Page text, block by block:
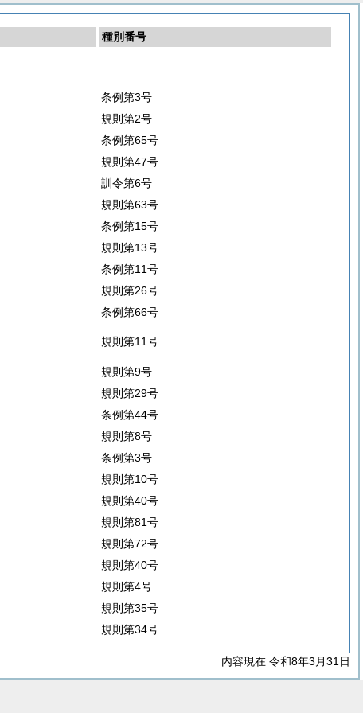
種別番号
条例第3号
規則第2号
条例第65号
規則第47号
訓令第6号
規則第63号
条例第15号
規則第13号
条例第11号
規則第26号
条例第66号
規則第11号
規則第9号
規則第29号
条例第44号
規則第8号
条例第3号
規則第10号
規則第40号
規則第81号
規則第72号
規則第40号
規則第4号
規則第35号
規則第34号
内容現在 令和8年3月31日